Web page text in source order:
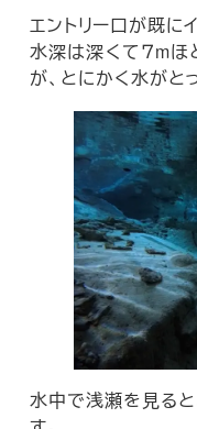
エントリー口が既に
水深は深くて７m
が、とにかく水がと
水中で浅瀬を見る